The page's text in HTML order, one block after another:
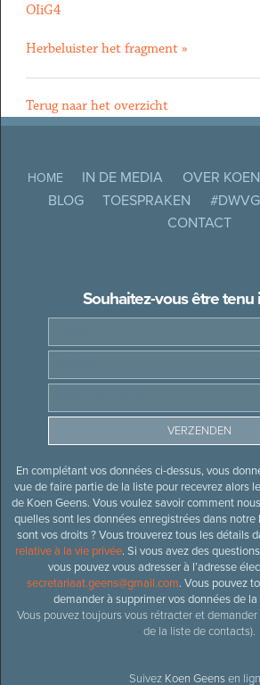
OIiG4
Herbeluister het fragment »
Terug naar het overzicht
HOME IN DE MEDIA OVER
BLOG
TOESPRAKEN #DWVG
CONTACT
Souhaitez-vous être tenu
En complétant vos données ci-dessus, vous
vue de faire partie de la liste pour recevrez alors
de Koen Geens. Vous voulez savoir comment
quelles sont les données enregistrées dans
sont vos droits ? Vous trouverez tous les détails
relative à la vie privée. Si vous avez des
vous pouvez vous adresser à l’adresse
secretariaat.geens@gmail.com. Vous pouvez
demander à supprimer vos données de
Vous pouvez toujours vous rétracter et
de la liste de contacts).
Suivez Koen Geensen